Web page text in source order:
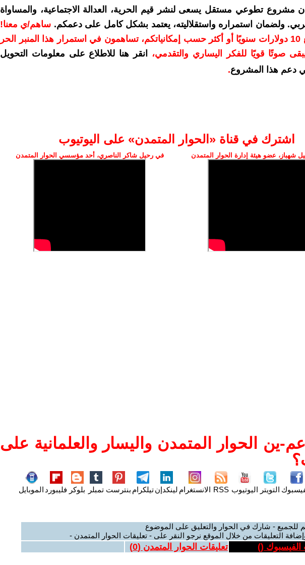
مشروع تطوعي مستقل يسعى لنشر قيم الحرية، العدالة الاجتماعية، والمساواة
ولضمان استمراره واستقلاليته، يعتمد بشكل كامل على دعمكم. ساهم/ي معنا!
بدعمكم بمبلغ 10 دولارات سنويًا أو أكثر حسب إمكانياتكم، تساهمون في استمرار هذا المنبر الحر
صوتًا قويًا للفكر اليساري والتقدمي،
انقر هنا للاطلاع على معلومات التحويل
دعم هذا المشروع.
اشترك في قناة ‫«الحوار المتمدن» على اليوتيوب
شهباز، عضو هيئة إدارة الحوار المتمدن في رحيل شاكر الناصري، أحد مؤسسي الحوار المتمدن
ين الحوار المتمدن واليسار والعلمانية على
التويتر اليوتيوب RSS الانستغرام لينكدإنتيلكرام بنترست تمبلر بلوكر فليبورد الموبايل
للجميع - شارك في الحوار والتعليق على الموضوع
التعليقات من خلال الموقع نرجو النقر على - تعليقات الحوار المتمدن -
الفيسبوك () تعليقات الحوار المتمدن (0
)